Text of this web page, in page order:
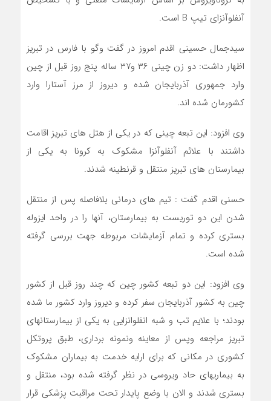
آنفلوآنزای تیپ B است.
سیدجمال حسینی اقدم امروز در گفت وگو با فارس در تبریز
اظهار داشت: دو زن چینی ۳۶ و۳۷ ساله پنج روز قبل از چین
وارد جمهوری آذربایجان شده و دیروز از مرز آستارا وارد
کشورمان شده اند.
وی افزود: این تبعه چینی که در یکی از هتل های تبریز اقامت
داشتند با علائم آنفلوآنزا مشکوک به کرونا به یکى از
بیمارستان هاى تبریز منتقل و قرنطینه شدند.
حسنی اقدم گفت : تیم های درمانی بلافاصله پس از منتقل
شدن این دو توریست به بیمارستان، آنها را در واحد ایزوله
بستری کرده و تمام آزمایشات مربوطه جهت بررسی گرفته
شده است.
وی افزود: این دو تبعه کشور چین که چند روز قبل از کشور
چین به کشور آذربایجان سفر کرده و دیروز وارد کشور ما شده
بودند؛ با علایم تب و شبه انفلوانزایی به یکی از بیمارستانهای
تبریز مراجعه وپس از معاینه ونمونه برداری، طبق پروتکل
کشوری در مکانی که برای ارایه خدمت به بیماران مشکوک
به بیماریهای حاد ویروسی در نظر گرفته شده بود، منتقل و
بستری شدند و الان با وضع پایدار تحت مراقبت پزشکی قرار